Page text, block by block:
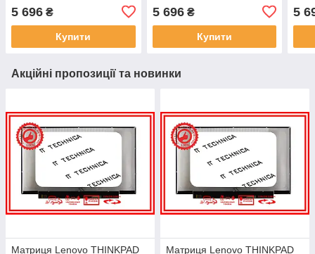
5 696 ₴
Купити
5 696₴
Купити
5
Акційні пропозиції та новинки
Матриця Lenovo THINKPAD
Матриця Lenovo THINKPAD